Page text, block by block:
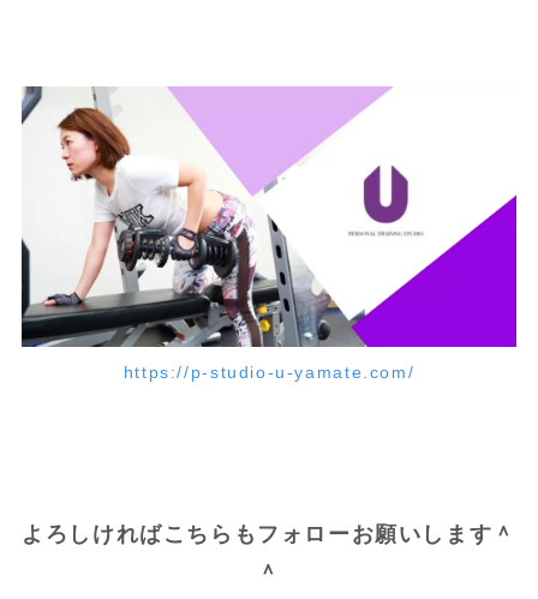
https://p-studio-u-yamate.com/
よろしければこちらもフォローお願いします＾
＾